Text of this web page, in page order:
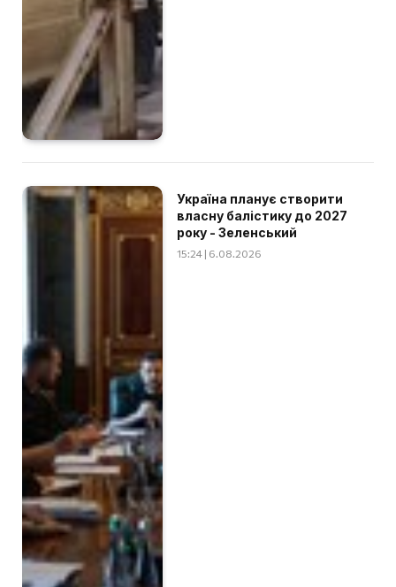
Україна планує створити
власну балістику до 2027
року - Зеленський
15:24 | 6.08.2026